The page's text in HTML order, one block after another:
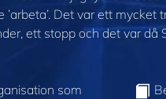
Det var ett
ett stopp och det var då
som